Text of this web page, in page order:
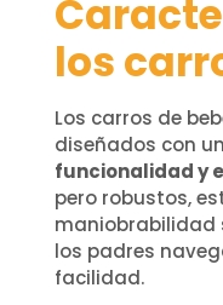
los
Los carros de
diseñados con
funcionalidad y
pero robustos,
maniobrabilidad
los padres
facilidad.